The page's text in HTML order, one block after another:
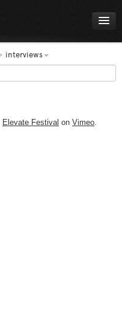
interviews
Elevate Festival on Vimeo.